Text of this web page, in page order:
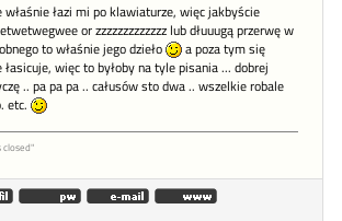
łazi mi po klawiaturze, więc jakbyście
or zzzzzzzzzzzzz lub dłuuugą przerwę w
to właśnie jego dzieło
a poza tym się
więc to byłoby na tyle pisania ... dobrej
.. pa pa pa .. całusów sto dwa .. wszelkie robale
etc.
closed"